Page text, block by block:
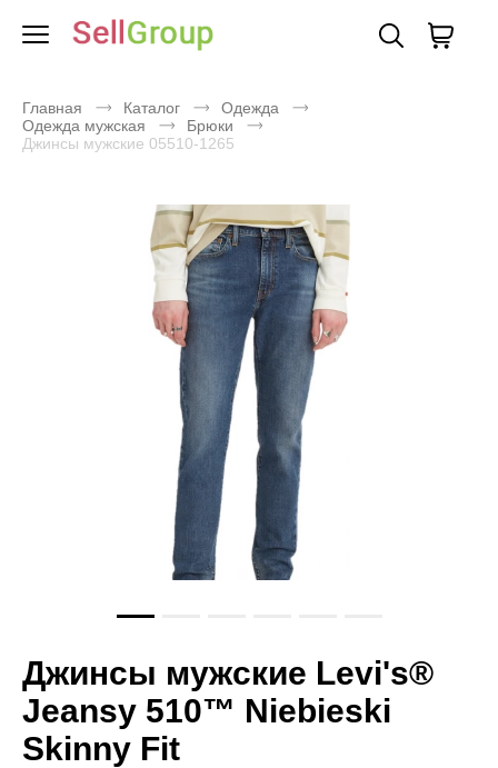
Главная Каталог
Одежда
Одежда мужская
Брюки
Джинсы мужские 05510-1265
Джинсы мужские Levi's®
Jeansy 510™ Niebieski
Skinny Fit